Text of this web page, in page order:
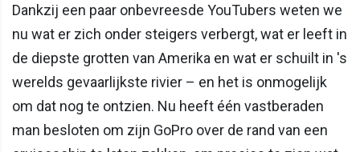
Dankzij een paar onbevreesde YouTubers weten we
nu wat er zich onder steigers verbergt, wat er leeft in
de diepste grotten van Amerika en wat er schuilt in 's
werelds gevaarlijkste rivier – en het is onmogelijk
om dat nog te ontzien. Nu heeft één vastberaden
man besloten om zijn GoPro over de rand van een